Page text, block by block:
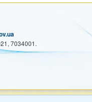
7034001.